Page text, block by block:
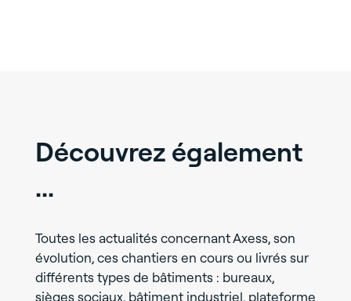
Découvrez également
...
Toutes les actualités concernant Axess, son
évolution, ces chantiers en cours ou livrés sur
différents types de bâtiments : bureaux,
sièges sociaux, bâtiment industriel, plateforme